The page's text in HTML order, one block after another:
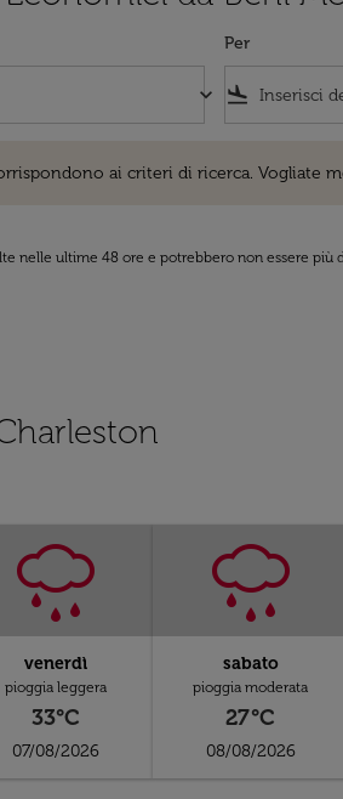
keyboard_arrow_down
Per
flight_land
ai criteri di ricerca. Vogliate
nelle ultime 48 ore e potrebbero non essere
venerdì
pioggia leggera
33°C
07/08/2026
sabato
pioggia moderata
27°C
08/08/2026